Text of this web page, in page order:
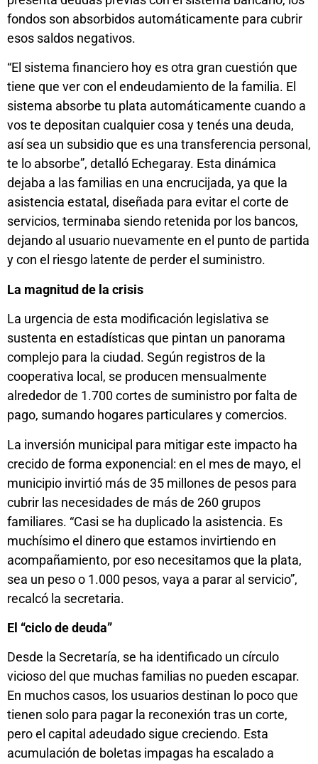
fondos son absorbidos automáticamente para cubrir
esos saldos negativos.
“El sistema financiero hoy es otra gran cuestión que
tiene que ver con el endeudamiento de la familia. El
sistema absorbe tu plata automáticamente cuando a
vos te depositan cualquier cosa y tenés una deuda,
así sea un subsidio que es una transferencia personal,
te lo absorbe”, detalló Echegaray. Esta dinámica
dejaba a las familias en una encrucijada, ya que la
asistencia estatal, diseñada para evitar el corte de
servicios, terminaba siendo retenida por los bancos,
dejando al usuario nuevamente en el punto de partida
y con el riesgo latente de perder el suministro.
La magnitud de la crisis
La urgencia de esta modificación legislativa se
sustenta en estadísticas que pintan un panorama
complejo para la ciudad. Según registros de la
cooperativa local, se producen mensualmente
alrededor de 1.700 cortes de suministro por falta de
pago, sumando hogares particulares y comercios.
La inversión municipal para mitigar este impacto ha
crecido de forma exponencial: en el mes de mayo, el
municipio invirtió más de 35 millones de pesos para
cubrir las necesidades de más de 260 grupos
familiares. “Casi se ha duplicado la asistencia. Es
muchísimo el dinero que estamos invirtiendo en
acompañamiento, por eso necesitamos que la plata,
sea un peso o 1.000 pesos, vaya a parar al servicio”,
recalcó la secretaria.
El “ciclo de deuda”
Desde la Secretaría, se ha identificado un círculo
vicioso del que muchas familias no pueden escapar.
En muchos casos, los usuarios destinan lo poco que
tienen solo para pagar la reconexión tras un corte,
pero el capital adeudado sigue creciendo. Esta
acumulación de boletas impagas ha escalado a